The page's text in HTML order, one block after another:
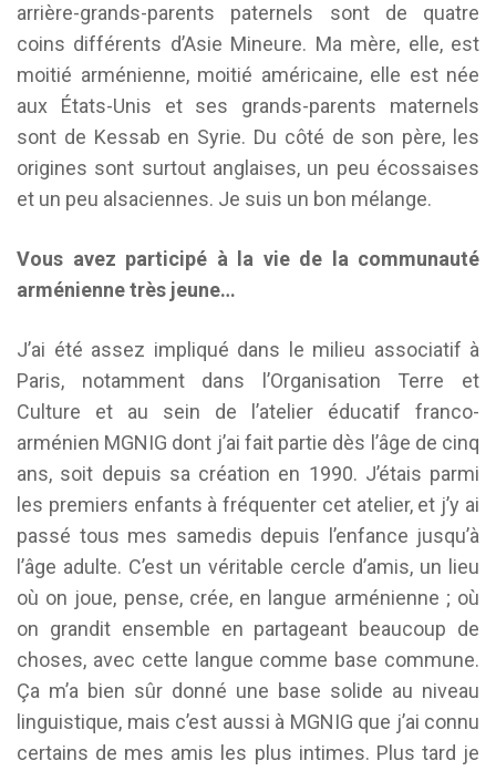
arrière-grands-parents paternels sont de quatre
coins différents d’Asie Mineure. Ma mère, elle, est
moitié arménienne, moitié américaine, elle est née
aux États-Unis et ses grands-parents maternels
sont de Kessab en Syrie. Du côté de son père, les
origines sont surtout anglaises, un peu écossaises
et un peu alsaciennes. Je suis un bon mélange.
Vous avez participé à la vie de la communauté
arménienne très jeune…
J’ai été assez impliqué dans le milieu associatif à
Paris, notamment dans l’Organisation Terre et
Culture et au sein de l’atelier éducatif franco-
arménien MGNIG dont j’ai fait partie dès l’âge de cinq
ans, soit depuis sa création en 1990. J’étais parmi
les premiers enfants à fréquenter cet atelier, et j’y ai
passé tous mes samedis depuis l’enfance jusqu’à
l’âge adulte. C’est un véritable cercle d’amis, un lieu
où on joue, pense, crée, en langue arménienne ; où
on grandit ensemble en partageant beaucoup de
choses, avec cette langue comme base commune.
Ça m’a bien sûr donné une base solide au niveau
linguistique, mais c’est aussi à MGNIG que j’ai connu
certains de mes amis les plus intimes. Plus tard je